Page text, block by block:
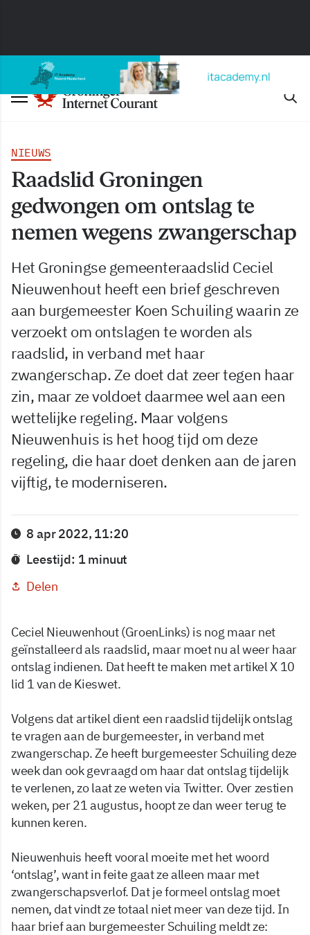
NIEUWS
Raadslid Groningen
gedwongen om ontslag te
nemen wegens zwangerschap
Het Groningse gemeenteraadslid Ceciel
Nieuwenhout heeft een brief geschreven
aan burgemeester Koen Schuiling waarin ze
verzoekt om ontslagen te worden als
raadslid, in verband met haar
zwangerschap. Ze doet dat zeer tegen haar
zin, maar ze voldoet daarmee wel aan een
wettelijke regeling. Maar volgens
Nieuwenhuis is het hoog tijd om deze
regeling, die haar doet denken aan de jaren
vijftig, te moderniseren.
8 apr 2022, 11:20
Leestijd: 1 minuut
Delen
Ceciel Nieuwenhout (GroenLinks) is nog maar net
geïnstalleerd als raadslid, maar moet nu al weer haar
ontslag indienen. Dat heeft te maken met artikel X 10
lid 1 van de Kieswet.
Volgens dat artikel dient een raadslid tijdelijk ontslag
te vragen aan de burgemeester, in verband met
zwangerschap. Ze heeft burgemeester Schuiling deze
week dan ook gevraagd om haar dat ontslag tijdelijk
te verlenen, zo laat ze weten via Twitter. Over zestien
weken, per 21 augustus, hoopt ze dan weer terug te
kunnen keren.
Nieuwenhuis heeft vooral moeite met het woord
‘ontslag’, want in feite gaat ze alleen maar met
zwangerschapsverlof. Dat je formeel ontslag moet
nemen, dat vindt ze totaal niet meer van deze tijd. In
haar brief aan burgemeester Schuiling meldt ze: